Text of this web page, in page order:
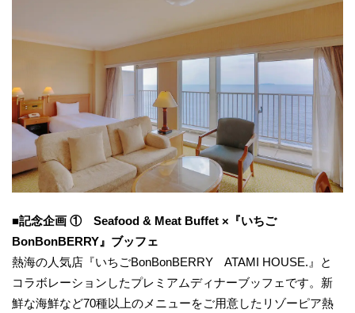
■記念企画 ① Seafood & Meat Buffet ×『いちご
BonBonBERRY 』 ブッフェ
熱海の人気店『いちごBonBonBERRY ATAMI HOUSE.』と
コラボレーションしたプレミアムディナーブッフェです。新
鮮な海鮮など70種以上のメニューをご用意したリゾーピア熱